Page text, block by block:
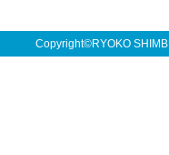
Copyright©RYOKO